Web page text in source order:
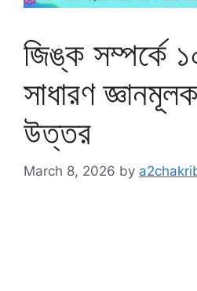
জিঙ্ক সম্পর্কে
সাধারণ
উত্তর
March 8, 2026 by